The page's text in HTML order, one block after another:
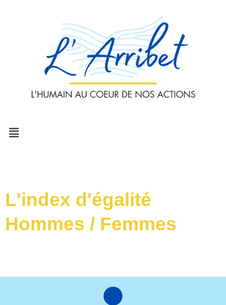
Menu
L'index d'égalité
Hommes / Femmes